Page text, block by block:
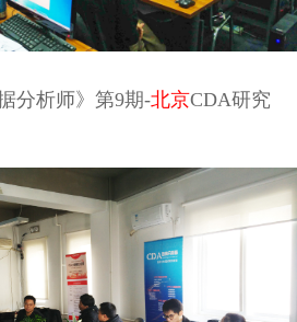
分析师》第9期-北京CDA研究